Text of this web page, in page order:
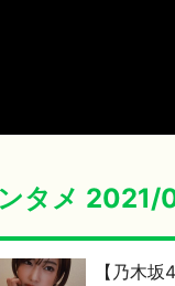
タメ 2021/
【乃木